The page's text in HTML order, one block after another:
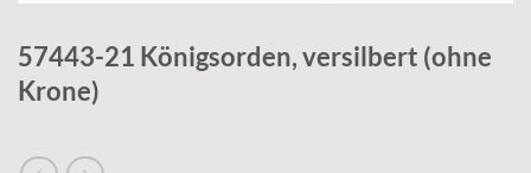
57443-21 Königsorden, versilbert (ohne
Krone)